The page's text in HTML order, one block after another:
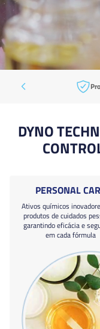
DYNO
PERSONAL
Ativos químicos
produtos de cuidados
garantindo eficácia e
em cada fórmula